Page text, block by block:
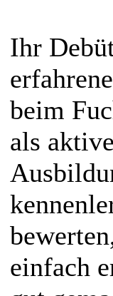
Ihr
beim
als
einfach